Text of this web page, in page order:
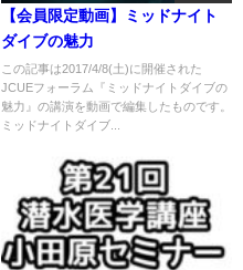
【会員限定動画】ミッドナイト
ダイブの魅力
この記事は2017/4/8(土)に開催された
JCUEフォーラム『ミッドナイトダイブの
魅力』の講演を動画で編集したものです。
ミッドナイトダイブ...